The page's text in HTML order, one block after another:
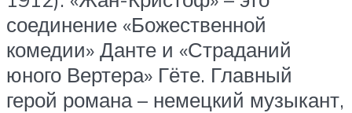
соединение «Божественной
комедии» Данте и «Страданий
юного Вертера» Гёте. Главный
герой романа – немецкий музыкант,